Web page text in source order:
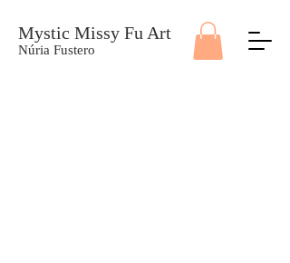
Mystic Missy Fu Art
Núria Fustero